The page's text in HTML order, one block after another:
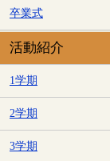
卒業式
活動紹介
1学期
2学期
3学期